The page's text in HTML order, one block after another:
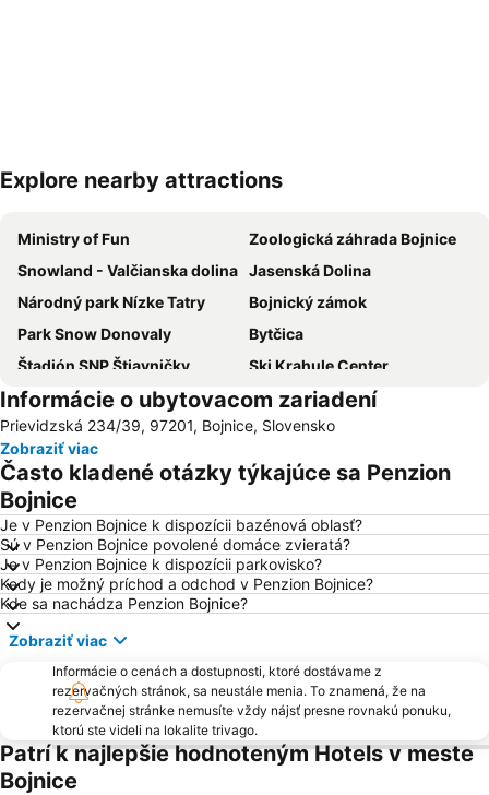
Explore nearby attractions
Ministry of Fun
Zoologická záhrada Bojnice
Snowland - Valčianska dolina Jasenská Dolina
Národný park Nízke Tatry
Bojnický zámok
Park Snow Donovaly
Bytčica
Štadión SNP Štiavničky
Ski Krahule Center
Vlčince
Ski Králiky
Bažant Pohoda
Železničná stanica Banská Bystrica
Historické mesto Banská Štiavnica a technické pamiatky v jeho okolí
Salamandra Resort
Ski Drozdovo
Podlavice
Sásová
Radvaň
Zvolenský zámok
Kremnička
Tajov
Fončorda
Hrad Strečno
Závodie
Majer
Rozprávkový zámok
Lyžiarske Stredisko Šachtičky Rudlová
Skipark Kálnica
Remata
Šalková
Informácie o ubytovacom zariadení
Prievidzská 234/39, 97201, Bojnice, Slovensko
Zobraziť viac
Často kladené otázky týkajúce sa Penzion
Bojnice
Je v Penzion Bojnice k dispozícii bazénová oblasť?
Sú v Penzion Bojnice povolené domáce zvieratá?
Je v Penzion Bojnice k dispozícii parkovisko?
Kedy je možný príchod a odchod v Penzion Bojnice?
Kde sa nachádza Penzion Bojnice?
Zobraziť viac
Informácie o cenách a dostupnosti, ktoré dostávame z
rezervačných stránok, sa neustále menia. To znamená, že na
rezervačnej stránke nemusíte vždy nájsť presne rovnakú ponuku,
ktorú ste videli na lokalite trivago.
Patrí k najlepšie hodnoteným Hotels v meste
Bojnice